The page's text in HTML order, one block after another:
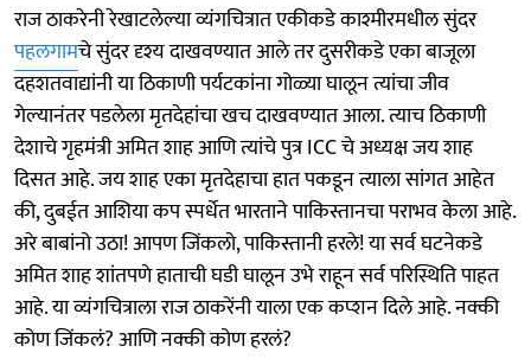
राज ठाकरेनी रेखाटलेल्या व्यंगचित्रात एकीकडे काश्मीरमधील सुंदर
पहलगामचे सुंदर दृश्य दाखवण्यात आले तर दुसरीकडे एका बाजूला
दहशतवाद्यांनी या ठिकाणी पर्यटकांना गोळ्या घालून त्यांचा जीव
गेल्यानंतर पडलेला मृतदेहांचा खच दाखवण्यात आला. त्याच ठिकाणी
देशाचे गृहमंत्री अमित शाह आणि त्यांचे पुत्र ICC चे अध्यक्ष जय शाह
दिसत आहे. जय शाह एका मृतदेहाचा हात पकडून त्याला सांगत आहेत
की, दुबईत आशिया कप स्पर्धेत भारताने पाकिस्तानचा पराभव केला आहे.
अरे बाबांनो उठा! आपण जिंकलो, पाकिस्तानी हरले! या सर्व घटनेकडे
अमित शाह शांतपणे हाताची घडी घालून उभे राहून सर्व परिस्थिति पाहत
आहे. या व्यंगचित्राला राज ठाकरेंनी याला एक कप्शन दिले आहे. नक्की
कोण जिंकलं? आणि नक्की कोण हरलं?